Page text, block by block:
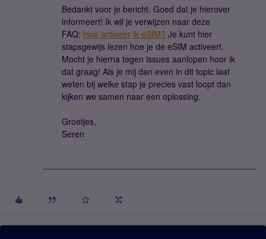
Bedankt voor je bericht. Goed dat je hierover
informeert! Ik wil je verwijzen naar deze
FAQ: Hoe activeer ik eSIM? Je kunt hier
stapsgewijs lezen hoe je de eSIM activeert.
Mocht je hierna tegen issues aanlopen hoor ik
dat graag! Als je mij dan even in dit topic laat
weten bij welke stap je precies vast loopt dan
kijken we samen naar een oplossing.
Groetjes,
Seren